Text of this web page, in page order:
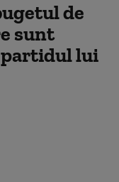
de
sunt
partidul lui